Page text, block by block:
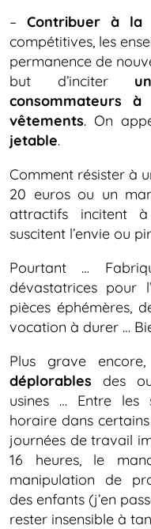
–Contribuer à la
compétitives, les
permanence de
but d’inciterun
consommateurs
vêtements. On
jetable.
Comment résister à
20 euros ou un
attractifs incitent
suscitent l’envie ou
Pourtant …
dévastatrices pour
pièces éphémères,
vocation à durer …
Plus grave encore,
déplorables des
usines … Entre les
horaire dans
journées de travail
16 heures, le
manipulation de
des enfants (j’en
rester insensible à